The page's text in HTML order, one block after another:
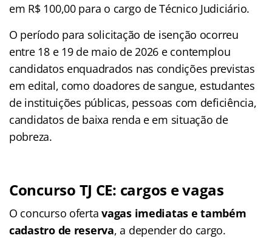
em R$ 100,00 para o cargo de Técnico Judiciário.
O período para solicitação de isenção ocorreu
entre 18 e 19 de maio de 2026 e contemplou
candidatos enquadrados nas condições previstas
em edital, como doadores de sangue, estudantes
de instituições públicas, pessoas com deficiência,
candidatos de baixa renda e em situação de
pobreza.
Concurso TJ CE: cargos e vagas
O concurso ofertavagas imediatas e também
cadastro de reserva, a depender do cargo.